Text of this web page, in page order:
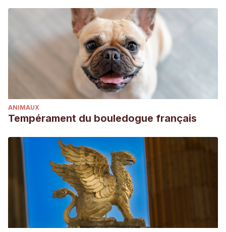
ANIMAUX
Tempérament du bouledogue français